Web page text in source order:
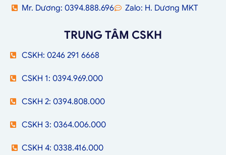
Mr. Dương: 0394.888.696 Zalo: H. Dương MKT
TRUNG TÂM CSKH
CSKH: 0246 291 6668
CSKH 1: 0394.969.000
CSKH 2: 0394.808.000
CSKH 3: 0364.006.000
CSKH 4: 0338.416.000